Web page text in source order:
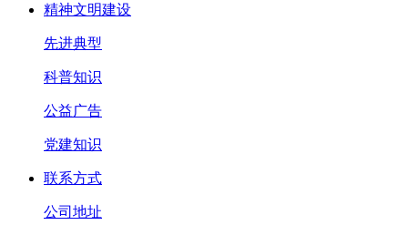
精神文明建设
先进典型
科普知识
公益广告
党建知识
联系方式
公司地址